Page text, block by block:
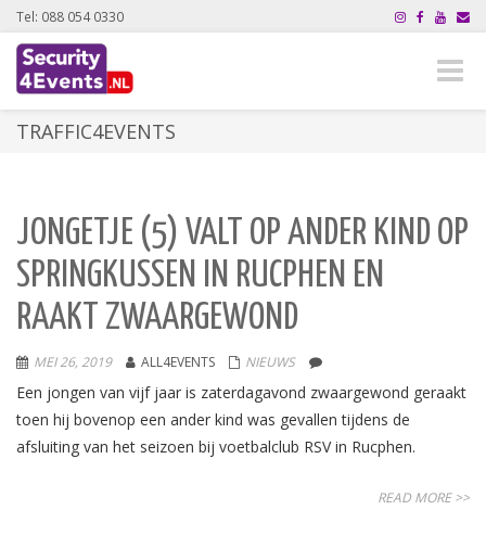
Tel: 088 054 0330
Toggle
TRAFFIC4EVENTS
JONGETJE (5) VALT OP ANDER KIND OP
SPRINGKUSSEN IN RUCPHEN EN
RAAKT ZWAARGEWOND
MEI 26, 2019 ALL4EVENTS NIEUWS
Een jongen van vijf jaar is zaterdagavond zwaargewond geraakt
toen hij bovenop een ander kind was gevallen tijdens de
afsluiting van het seizoen bij voetbalclub RSV in Rucphen.
READ MORE >>